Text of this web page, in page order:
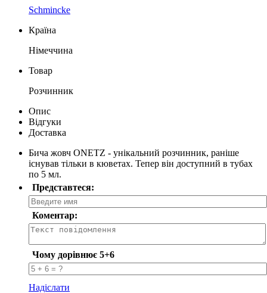
Schmincke
Країна
Німеччина
Товар
Розчинник
Опис
Відгуки
Доставка
Бича жовч ONETZ - унікальний розчинник, раніше
існував тільки в кюветах. Тепер він доступний в тубах
по 5 мл.
Представтеся:
Коментар:
Чому дорівнює 5+6
Надіслати